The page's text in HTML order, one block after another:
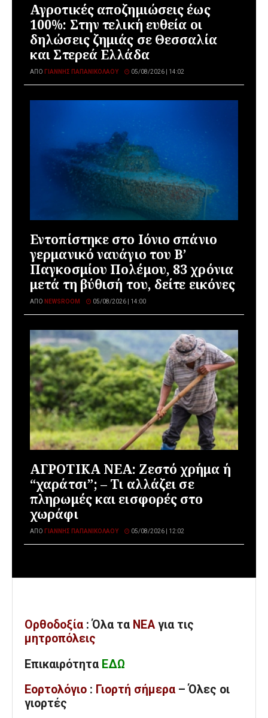
Αγροτικές αποζημιώσεις έως
100%: Στην τελική ευθεία οι
δηλώσεις ζημιάς σε Θεσσαλία
και Στερεά Ελλάδα
ΑΠΌ ΓΙΆΝΝΗΣ ΠΑΠΑΝΙΚΟΛΆΟΥ 05/08/2026 | 14:02
Εντοπίστηκε στο Ιόνιο σπάνιο
γερμανικό ναυάγιο του Β’
Παγκοσμίου Πολέμου, 83 χρόνια
μετά τη βύθισή του, δείτε εικόνες
ΑΠΌ NEWSROOM 05/08/2026 | 14:00
ΑΓΡΟΤΙΚΑ ΝΕΑ: Ζεστό χρήμα ή
“χαράτσι”; – Τι αλλάζει σε
πληρωμές και εισφορές στο
χωράφι
ΑΠΌ ΓΙΆΝΝΗΣ ΠΑΠΑΝΙΚΟΛΆΟΥ 05/08/2026 | 12:02
Ορθοδοξία : Όλα τα ΝΕΑ για τις
μητροπόλεις
Επικαιρότητα ΕΔΩ
Εορτολόγιο : Γιορτή σήμερα – Όλες οι
γιορτές